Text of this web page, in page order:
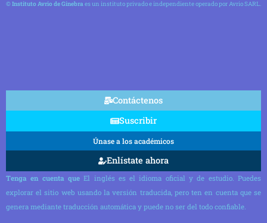
©Instituto Avrio de Ginebraes un instituto privado e independiente operado por Avrio SARL.
Contáctenos
Suscribir
Únase a los académicos
Enlístate ahora
Tenga en cuenta queEl inglés es el idioma oficial y de estudio. Puedes
explorar el sitio web usando la versión traducida, pero ten en cuenta que se
genera mediante traducción automática y puede no ser del todo confiable.